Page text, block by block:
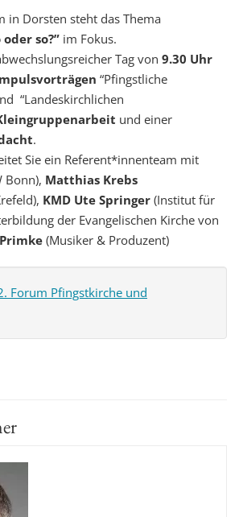
in Dorsten steht das Thema
so?” im Fokus.
Tag von 9.30 Uhr
“Pfingstliche
“Landeskirchlichen
und einer
.
Sie ein Referent*innenteam mit
Bonn), Matthias Krebs
KMD Ute Springer (Institut für
der Evangelischen Kirche von
(Musiker & Produzent)
Forum Pfingstkirche und